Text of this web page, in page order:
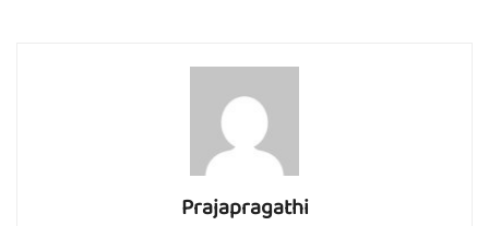
Prajapragathi